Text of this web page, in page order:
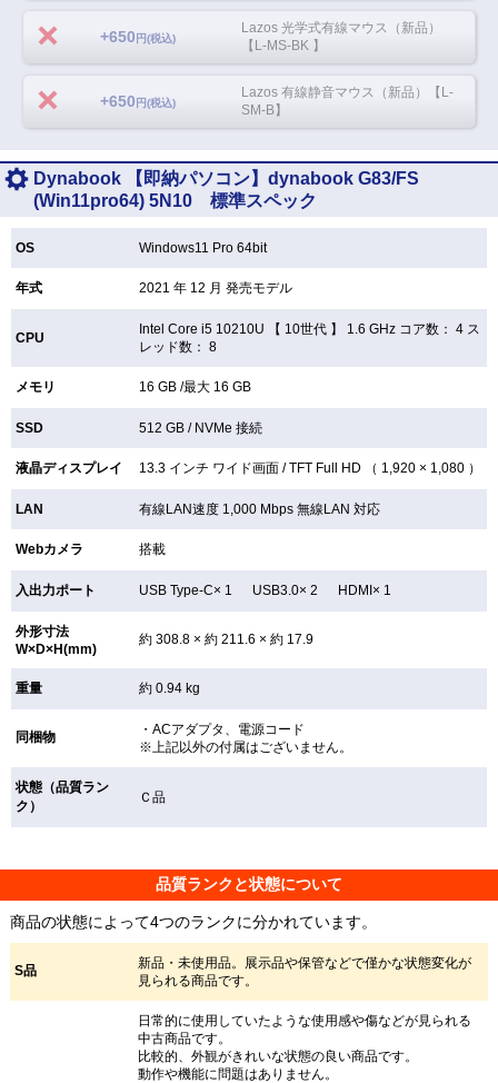
+650 円(税込)
Lazos 光学式有線マウス（新品）
【L-MS-BK 】
+650 円(税込)
Lazos 有線静音マウス（新品）【L-
SM-B】
Dynabook 【即納パソコン】dynabook G83/FS
(Win11pro64) 5N10 標準スペック
OS Windows11 Pro 64bit
年式 2021 年 12 月 発売モデル
CPU
Intel Core i5 10210U 【 10世代 】 1.6 GHz コア数： 4 ス
レッド数： 8
メモリ 16 GB /最大 16 GB
SSD 512 GB / NVMe 接続
液晶ディスプレイ 13.3 インチ ワイド画面 /TFT Full HD （ 1,920 × 1,080 ）
LAN 有線LAN速度 1,000 Mbps 無線LAN対応
Webカメラ 搭載
入出力ポート USB Type-C× 1 USB3.0× 2 HDMI× 1
外形寸法
W×D×H(mm)
約 308.8 × 約 211.6 × 約 17.9
重量 約 0.94 kg
同梱物
・ACアダプタ、電源コード
※上記以外の付属はございません。
状態（品質ラン
ク）
Ｃ品
品質ランクと状態について
商品の状態によって4つのランクに分かれています。
S品
新品・未使用品。展示品や保管などで僅かな状態変化が
見られる商品です。
日常的に使用していたような使用感や傷などが見られる
中古商品です。
比較的、外観がきれいな状態の良い商品です。
動作や機能に問題はありません。